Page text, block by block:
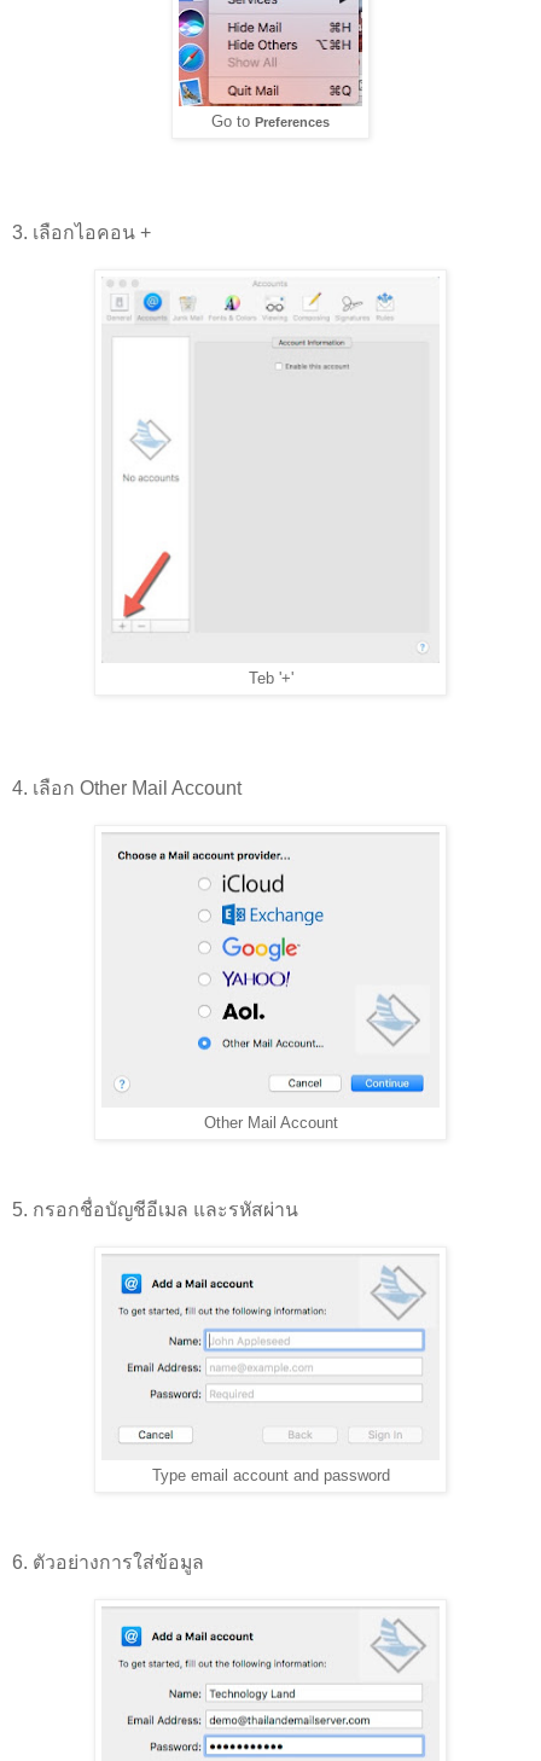
Go to Preferences
3. เลือกไอคอน +
Teb '+'
4. เลือก Other Mail Account
Other Mail Account
5. กรอกชื่อบัญชีอีเมล และรหัสผ่าน
Type email account and password
6. ตัวอย่างการใส่ข้อมูล